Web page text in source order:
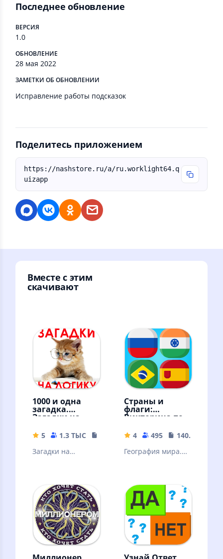
Последнее обновление
ВЕРСИЯ
1.0
ОБНОВЛЕНИЕ
28 мая 2022
ЗАМЕТКИ ОБ ОБНОВЛЕНИИ
Исправление работы подсказок
Поделитесь приложением
https://nashstore.ru/a/ru.worklight64.q
uizapp
Вместе с этим
скачивают
1000 и одна
загадка.
Загадки на
5 1.3 ТЫС
14.57 MB
Загадки на
ответами. Ребусы.
Шарады.
Страны и
флаги:
Викторина по
4 495
140.36 MB
География мира.
странам, городам
и флагам